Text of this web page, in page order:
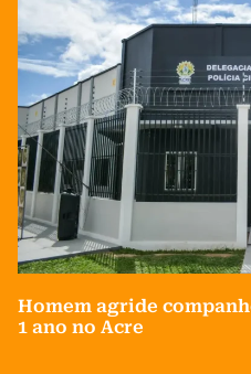
Homem agride
1 ano no Acre